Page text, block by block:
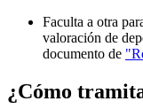
Faculta a otra
valoración de
documento de
¿Cómo